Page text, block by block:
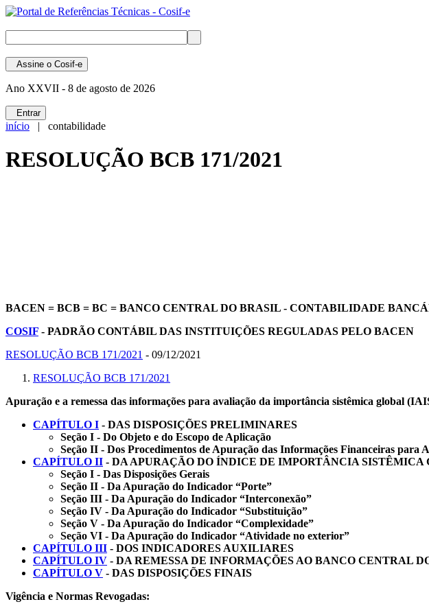
Assine o Cosif-e
Ano XXVII - 8 de agosto de 2026
Entrar
início | contabilidade
RESOLUÇÃO BCB 171/2021
BACEN = BCB = BC = BANCO CENTRAL DO BRASIL - CONTABILIDADE
COSIF - PADRÃO CONTÁBIL DAS INSTITUIÇÕES REGULADAS PELO BACEN
RESOLUÇÃO BCB 171/2021 - 09/12/2021
RESOLUÇÃO BCB 171/2021
Apuração e a remessa das informações para avaliação da importância sistêmica global
CAPÍTULO I - DAS DISPOSIÇÕES PRELIMINARES
Seção I - Do Objeto e do Escopo de Aplicação
Seção II - Dos Procedimentos de Apuração das Informações Financeiras
CAPÍTULO II - DA APURAÇÃO DO ÍNDICE DE IMPORTÂNCIA SISTÊMICA
Seção I - Das Disposições Gerais
Seção II - Da Apuração do Indicador “Porte”
Seção III - Da Apuração do Indicador “Interconexão”
Seção IV - Da Apuração do Indicador “Substituição”
Seção V - Da Apuração do Indicador “Complexidade”
Seção VI - Da Apuração do Indicador “Atividade no exterior”
CAPÍTULO III - DOS INDICADORES AUXILIARES
CAPÍTULO IV - DA REMESSA DE INFORMAÇÕES AO BANCO CENTRAL
CAPÍTULO V - DAS DISPOSIÇÕES FINAIS
Vigência e Normas Revogadas: